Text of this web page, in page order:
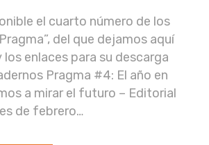
el cuarto número de los
del que dejamos aquí
enlaces para su descarga
Pragma #4: El año en
a mirar el futuro – Editorial
de febrero…